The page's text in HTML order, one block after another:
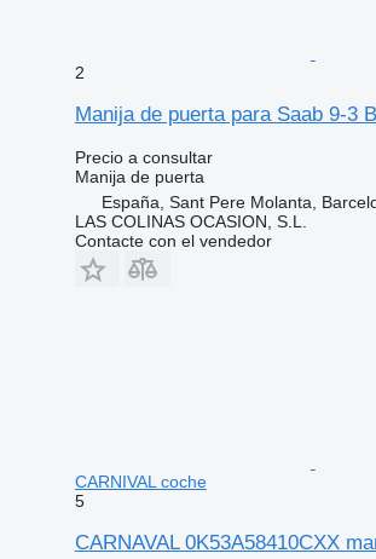
2
Manija de puerta para Saab 9-3
Precio a consultar
Manija de puerta
España, Sant Pere Molanta,
LAS COLINAS OCASION, S.L.
Contacte con el vendedor
CARNIVAL coche
5
CARNAVAL 0K53A58410CXX